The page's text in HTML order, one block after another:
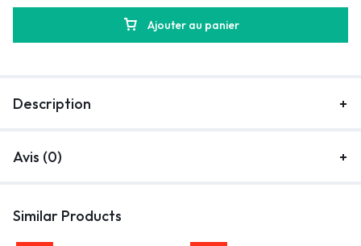
Ajouter au panier
Description
Avis (0)
Similar Products